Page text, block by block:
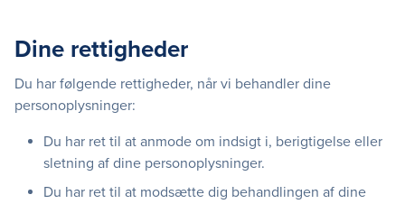
Dine rettigheder
Du har følgende rettigheder, når vi behandler dine
personoplysninger:
Du har ret til at anmode om indsigt i, berigtigelse eller
sletning af dine personoplysninger.
Du har ret til at modsætte dig behandlingen af dine